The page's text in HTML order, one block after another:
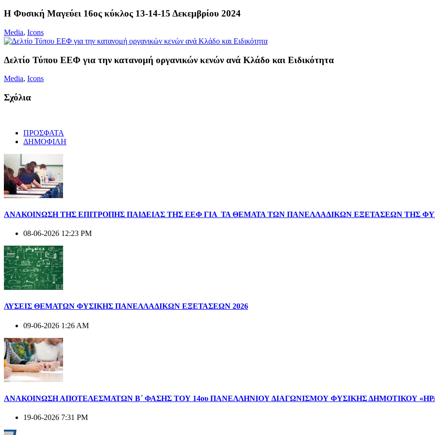
Η Φυσική Μαγεύει 16ος κύκλος 13-14-15 Δεκεμβρίου 2024
Media, Icons
Δελτίο Τύπου ΕΕΦ για την κατανομή οργανικών κενών ανά Kλάδο και Eιδικότητα
Media, Icons
Σχόλια
ΠΡΟΣΦΑΤΑ
ΔΗΜΟΦΙΛΗ
ΑΝΑΚΟΙΝΩΣΗ ΤΗΣ ΕΠΙΤΡΟΠΗΣ ΠΑΙΔΕΙΑΣ ΤΗΣ ΕΕΦ ΓΙΑ ΤΑ ΘΕΜΑΤΑ ΤΩΝ ΠΑΝΕΛΛΑΔΙΚΩΝ ΕΞΕΤΑΣΕΩΝ ΤΗΣ
08-06-2026 12:23 PM
ΛΥΣΕΙΣ ΘΕΜΑΤΩΝ ΦΥΣΙΚΗΣ ΠΑΝΕΛΛΑΔΙΚΩΝ ΕΞΕΤΑΣΕΩΝ 2026
09-06-2026 1:26 AM
ΑΝΑΚΟΙΝΩΣΗ ΑΠΟΤΕΛΕΣΜΑΤΩΝ Β΄ ΦΑΣΗΣ ΤΟΥ 14ου ΠΑΝΕΛΛΗΝΙΟΥ ΔΙΑΓΩΝΙΣΜΟΥ ΦΥΣΙΚΗΣ ΔΗΜΟΤΙΚΟΥ
19-06-2026 7:31 PM